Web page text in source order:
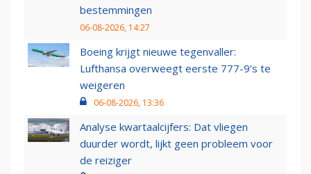
bestemmingen
06-08-2026, 14:27
Boeing krijgt nieuwe tegenvaller:
Lufthansa overweegt eerste 777-9’s te
weigeren
06-08-2026, 13:36
Analyse kwartaalcijfers: Dat vliegen
duurder wordt, lijkt geen probleem voor
de reiziger